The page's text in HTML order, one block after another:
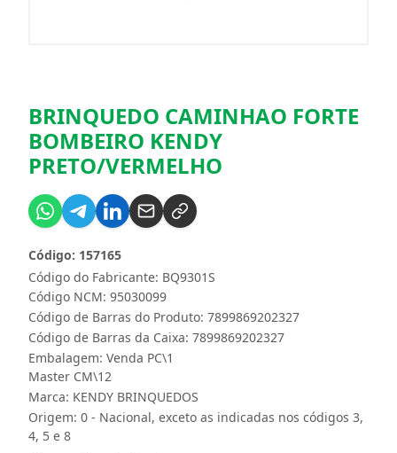
BRINQUEDO CAMINHAO FORTE
BOMBEIRO KENDY
PRETO/VERMELHO
Código do Fabricante: BQ9301S
Código: 157165
Código NCM: 95030099
Código de Barras do Produto: 7899869202327
Código de Barras da Caixa: 7899869202327
Embalagem: Venda PC\1
Master CM\12
Marca: KENDY BRINQUEDOS
Origem: 0 - Nacional, exceto as indicadas nos códigos 3,
4, 5 e 8